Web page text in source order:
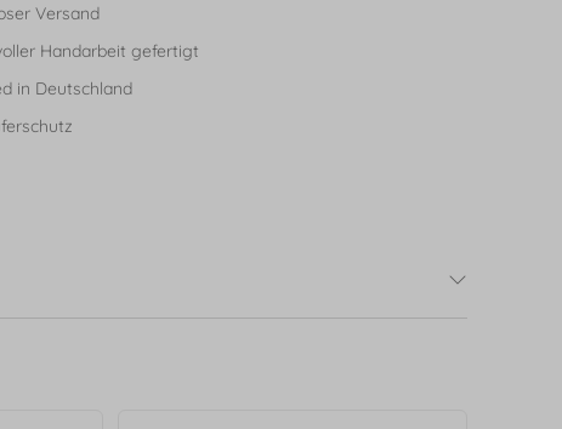
Versand
Handarbeit gefertigt
in Deutschland